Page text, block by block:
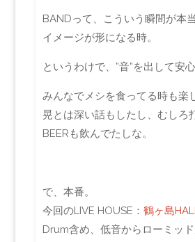
BANDって、こういう瞬間が本
イメージが形になる時。
というわけで、”音”を出して安
みんなでメシを食ってる時も楽
晃とは深い話もしたし、むしろ
BEERも飲んでたしな。
で、本番。
今回のLIVE HOUSE： 鶴ヶ島
Drum含め、低音からローミッ